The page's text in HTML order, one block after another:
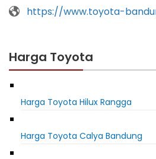
https://www.toyota-
Harga Toyota
Harga Toyota Hilux Rangga
Harga Toyota Calya Bandung